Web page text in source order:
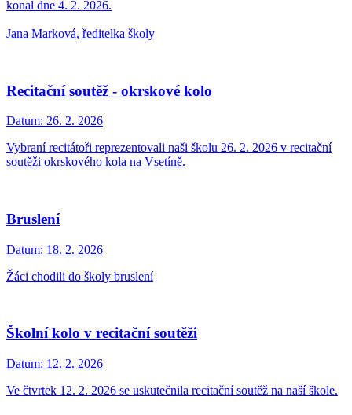
konal dne 4. 2. 2026.
Jana Marková, ředitelka školy
Recitační soutěž - okrskové kolo
Datum: 26. 2. 2026
Vybraní recitátoři reprezentovali naši školu 26. 2. 2026 v recitační
soutěži okrskového kola na Vsetíně.
Bruslení
Datum: 18. 2. 2026
Žáci chodili do školy bruslení
Školní kolo v recitační soutěži
Datum: 12. 2. 2026
Ve čtvrtek 12. 2. 2026 se uskutečnila recitační soutěž na naší škole.